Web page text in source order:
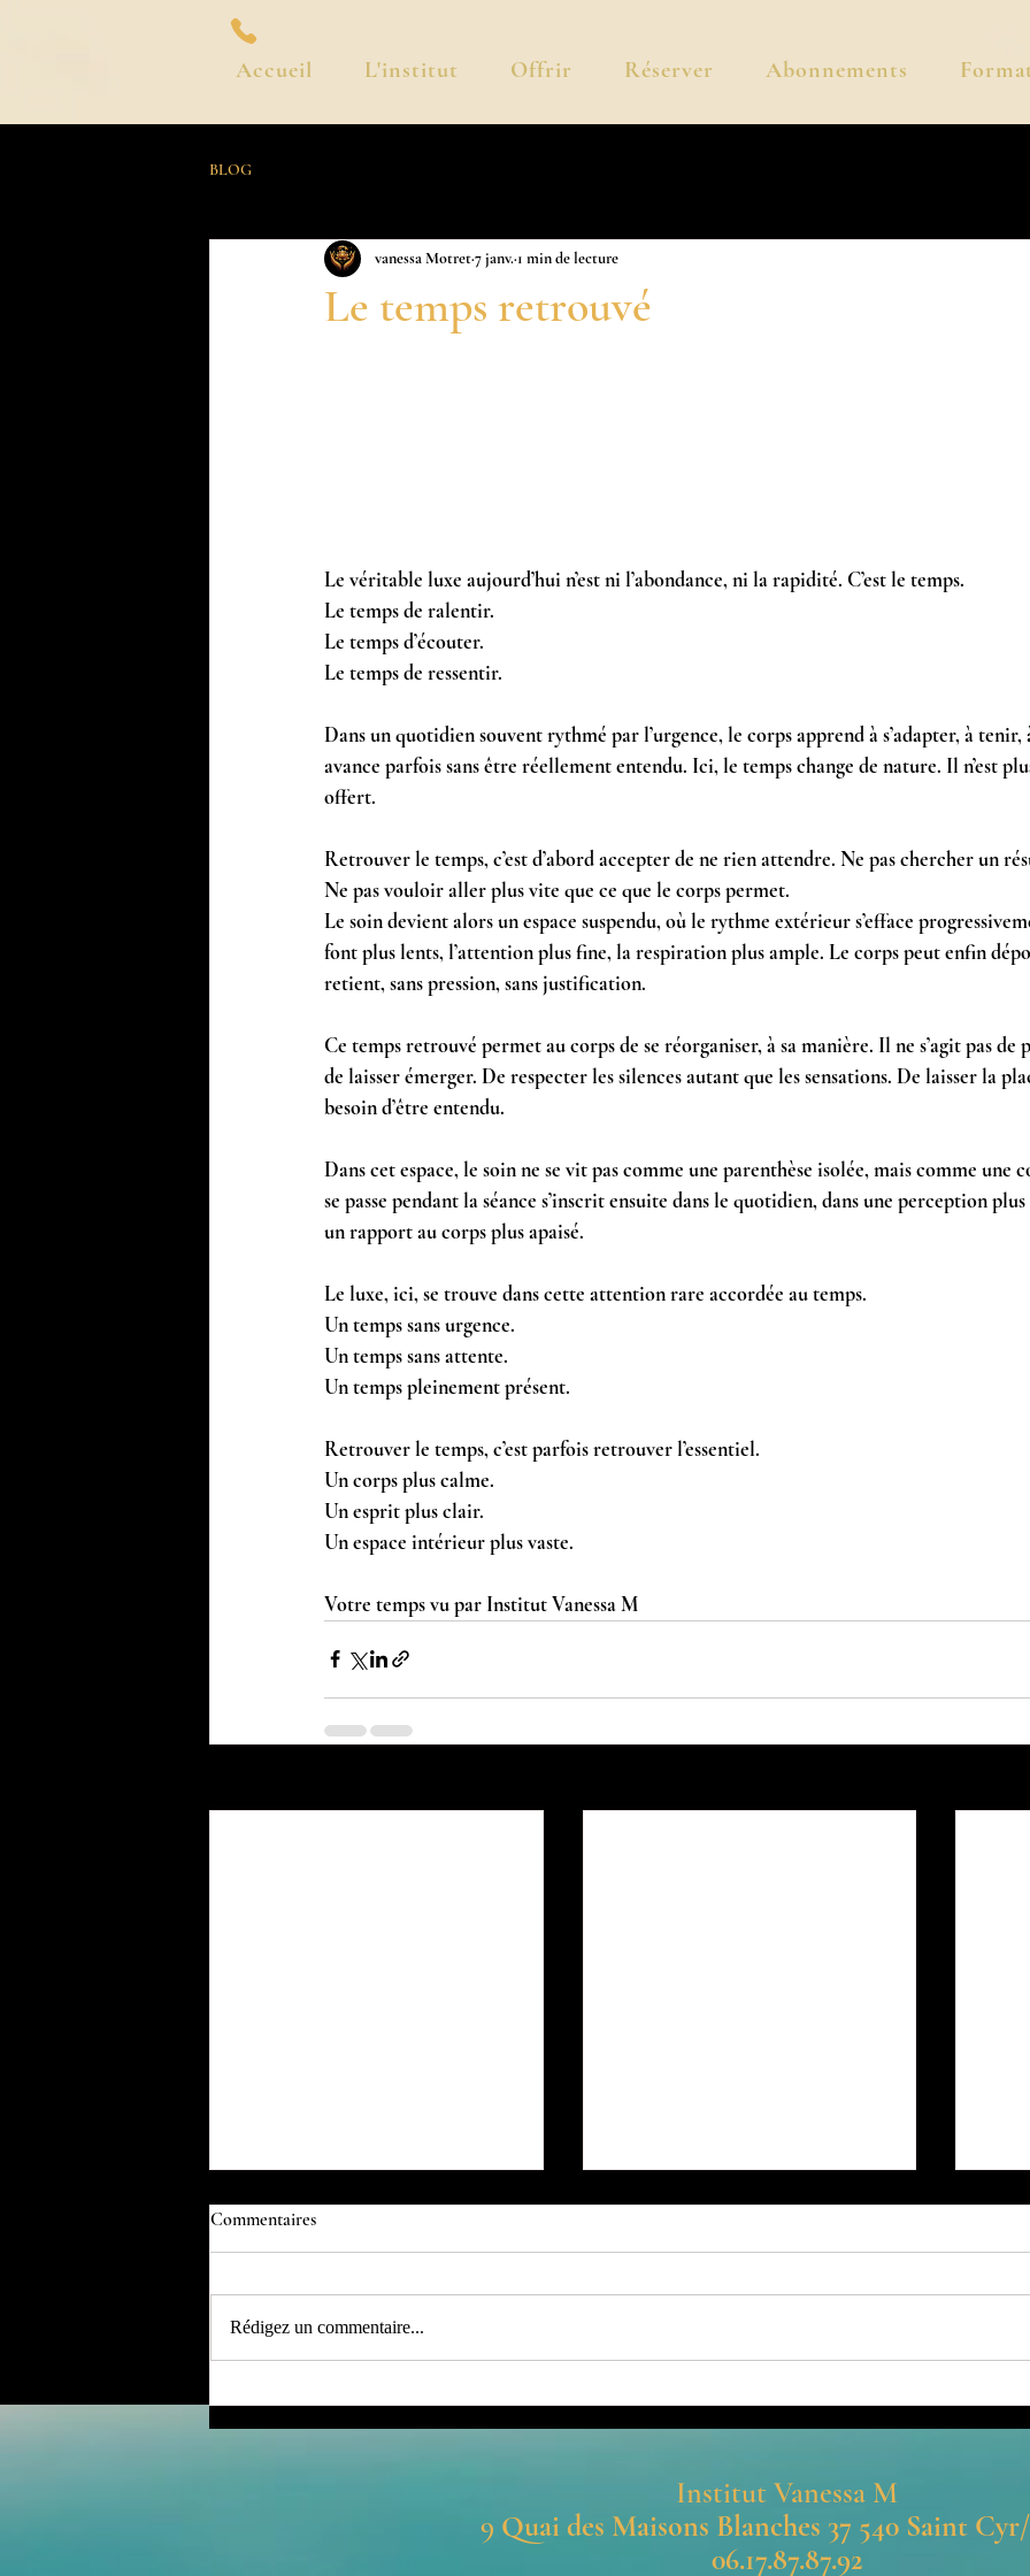
Accueil L'institut Offrir Réserver Abonnements
BLOG
Le temps retrouvé
vanessa Motret7 janv. 1 min de lecture
Le véritable luxe aujourd’hui n’est ni l’abondance, ni la rapidité. C’est le temps.
Le temps de ralentir.
Le temps d’écouter.
Le temps de ressentir.
Dans un quotidien souvent rythmé par l’urgence, le corps apprend à s’adapter, à tenir,
avance parfois sans être réellement entendu. Ici, le temps change de nature. Il n’est
offert.
Retrouver le temps, c’est d’abord accepter de ne rien attendre. Ne pas chercher un
Ne pas vouloir aller plus vite que ce que le corps permet.
Le soin devient alors un espace suspendu, où le rythme extérieur s’efface
font plus lents, l’attention plus fine, la respiration plus ample. Le corps peut enfin
retient, sans pression, sans justification.
Ce temps retrouvé permet au corps de se réorganiser, à sa manière. Il ne s’agit pas de
de laisser émerger. De respecter les silences autant que les sensations. De laisser la
besoin d’être entendu.
Dans cet espace, le soin ne se vit pas comme une parenthèse isolée, mais comme une
se passe pendant la séance s’inscrit ensuite dans le quotidien, dans une perception
un rapport au corps plus apaisé.
Le luxe, ici, se trouve dans cette attention rare accordée au temps.
Un temps sans urgence.
Un temps sans attente.
Un temps pleinement présent.
Retrouver le temps, c’est parfois retrouver l’essentiel.
Un corps plus calme.
Un esprit plus clair.
Un espace intérieur plus vaste.
Votre temps vu par Institut Vanessa M
Commentaires
Rédigez un commentaire...
Institut Vanessa M
9 Quai des Maisons Blanches 37 540 Saint
06.17.87.87.92